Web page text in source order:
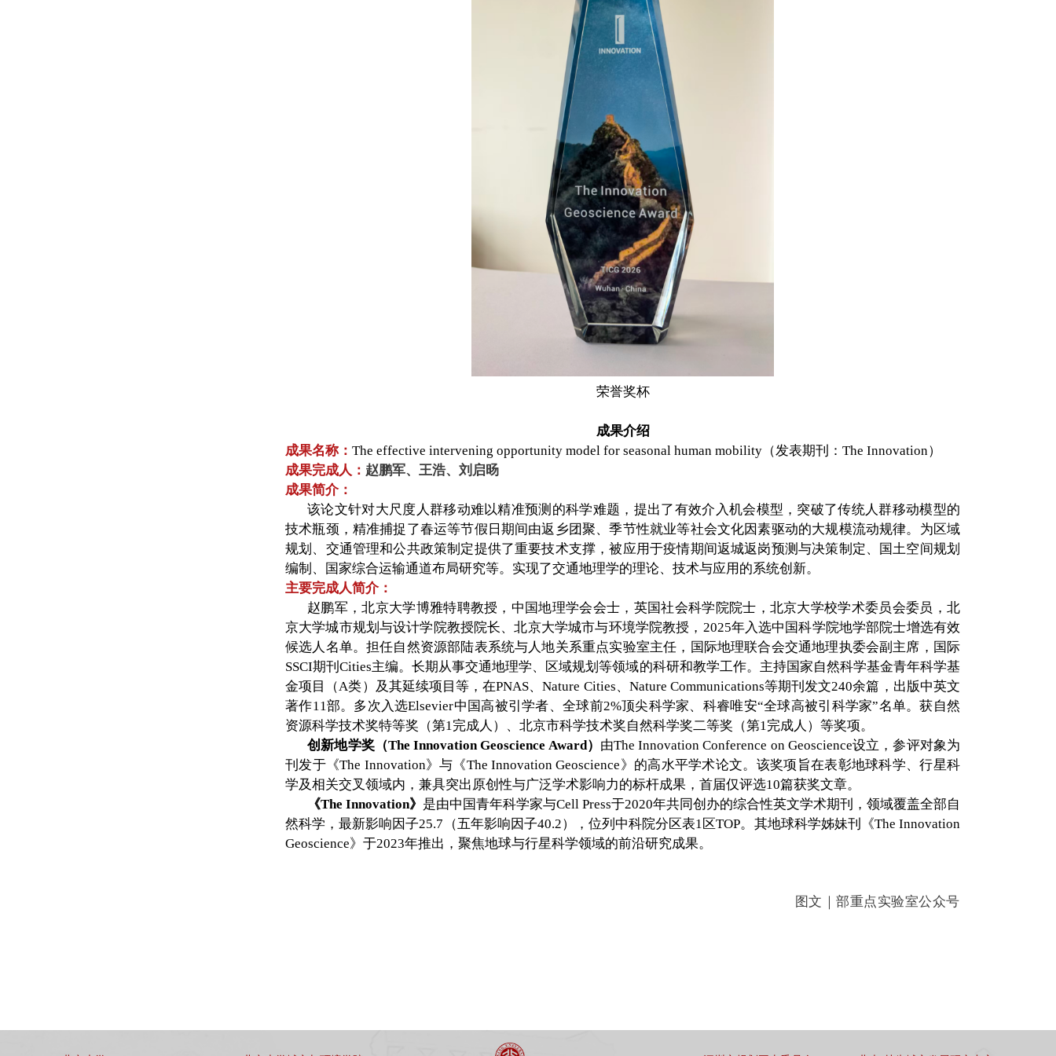
荣誉奖杯
成果介绍
成果名称： The effective intervening opportunity model for seasonal human mobility（发表期刊：The Innovation）
成果完成人： 赵鹏军、王浩、刘启旸
成果简介：
该论文针对大尺度人群移动难以精准预测的科学难题，提出了有效介入机会模型，突破了传统人群移动模型的
技术瓶颈，精准捕捉了春运等节假日期间由返乡团聚、季节性就业等社会文化因素驱动的大规模流动规律。为区域
规划、交通管理和公共政策制定提供了重要技术支撑，被应用于疫情期间返城返岗预测与决策制定、国土空间规划
编制、国家综合运输通道布局研究等。实现了交通地理学的理论、技术与应用的系统创新。
主要完成人简介：
赵鹏军，北京大学博雅特聘教授，中国地理学会会士，英国社会科学院院士，北京大学校学术委员会委员，北
京大学城市规划与设计学院教授院长、北京大学城市与环境学院教授，2025年入选中国科学院地学部院士增选有效
候选人名单。担任自然资源部陆表系统与人地关系重点实验室主任，国际地理联合会交通地理执委会副主席，国际
SSCI期刊Cities主编。长期从事交通地理学、区域规划等领域的科研和教学工作。主持国家自然科学基金青年科学基
金项目（A类）及其延续项目等，在PNAS、Nature Cities、Nature Communications等期刊发文240余篇，出版中英文
著作11部。多次入选Elsevier中国高被引学者、全球前2%顶尖科学家、科睿唯安“全球高被引科学家”名单。获自然
资源科学技术奖特等奖（第1完成人）、北京市科学技术奖自然科学奖二等奖（第1完成人）等奖项。
创新地学奖（The Innovation Geoscience Award） 由The Innovation Conference on Geoscience设立，参评对象为
刊发于《The Innovation》与《The Innovation Geoscience》的高水平学术论文。该奖项旨在表彰地球科学、行星科
学及相关交叉领域内，兼具突出原创性与广泛学术影响力的标杆成果，首届仅评选10篇获奖文章。
《The Innovation》 是由中国青年科学家与Cell Press于2020年共同创办的综合性英文学术期刊，领域覆盖全部自
然科学，最新影响因子25.7（五年影响因子40.2），位列中科院分区表1区TOP。其地球科学姊妹刊《The Innovation
Geoscience》于2023年推出，聚焦地球与行星科学领域的前沿研究成果。
图文｜部重点实验室公众号